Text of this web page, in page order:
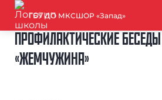
ГБУ ДО МКСШОР «Запад»
ПРОФИЛАКТИЧЕСКИЕ
«ЖЕМЧУЖИНА»